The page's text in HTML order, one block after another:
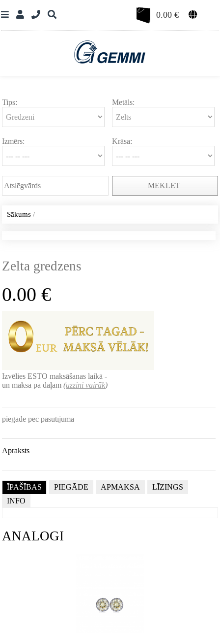
0.00€
Tips: Metāls:
Izmērs: Krāsa:
MEKLĒT
Sākums /
Zelta gredzens
0.00€
Izvēlies ESTO maksāšanas laikā -
un maksā pa daļām(uzzini vairāk)
piegāde pēc pasūtījuma
Apraksts
ĪPAŠĪBAS PIEGĀDE APMAKSA
LĪZINGS
INFO
ANALOGI